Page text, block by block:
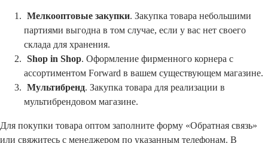
Мелкооптовые закупки. Закупка товара небольшими
партиями выгодна в том случае, если у вас нет своего
склада для хранения.
Shop in Shop. Оформление фирменного корнера с
ассортиментом Forward в вашем существующем магазине.
Мультибренд. Закупка товара для реализации в
мультибрендовом магазине.
Для покупки товара оптом заполните форму «Обратная связь»
или свяжитесь с менеджером по указанным телефонам. В